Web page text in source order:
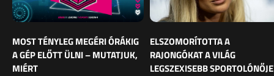
MOST TÉNYLEG MEGÉRI ÓRÁKIG
A GÉP ELŐTT ÜLNI – MUTATJUK,
MIÉRT
ELSZOMORÍTOTTA A
RAJONGÓKAT A VILÁG
LEGSZEXISEBB SPORTOLÓNŐJE